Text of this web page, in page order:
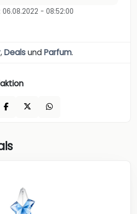
- 08:52:00
,DealsundParfum.